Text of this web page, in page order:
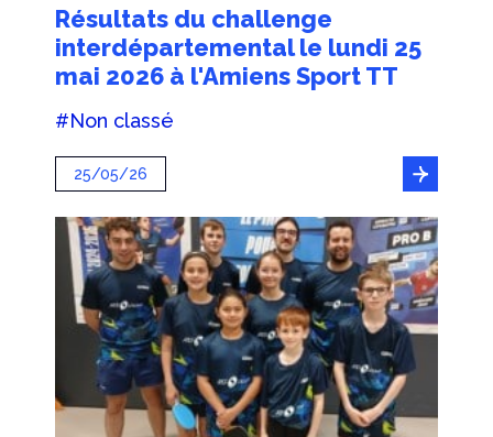
Résultats du challenge
interdépartemental le lundi 25
mai 2026 à l'Amiens Sport TT
#Non classé
25/05/26